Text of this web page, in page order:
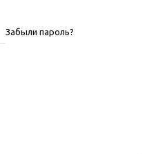
Забыли пароль?